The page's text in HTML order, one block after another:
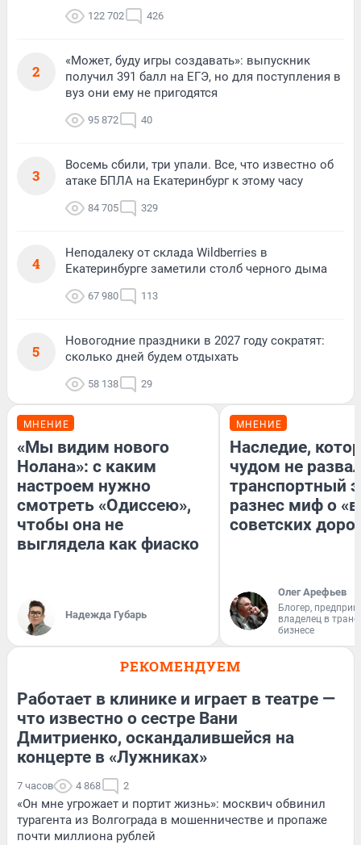
122 702 426
2
«Может, буду игры создавать»: выпускник
получил 391 балл на ЕГЭ, но для поступления в
вуз они ему не пригодятся
95 872 40
3
Восемь сбили, три упали. Все, что известно об
атаке БПЛА на Екатеринбург к этому часу
84 705 329
4
Неподалеку от склада Wildberries в
Екатеринбурге заметили столб черного дыма
67 980 113
5
Новогодние праздники в 2027 году сократят:
сколько дней будем отдыхать
58 138 29
МНЕНИЕ
«Мы видим нового
Нолана»: с каким
настроем нужно
смотреть «Одиссею»,
чтобы она не
выглядела как фиаско
Надежда Губарь
МНЕНИЕ
Наследие,
чудом не
транспортный
разнес миф о
советских
Олег Арефьев
Блогер,
владелец в
бизнесе
РЕКОМЕНДУЕМ
Работает в клинике и играет в театре —
что известно о сестре Вани
Дмитриенко, оскандалившейся на
концерте в «Лужниках»
7 часов 4 868 2
«Он мне угрожает и портит жизнь»: москвич обвинил
турагента из Волгограда в мошенничестве и пропаже
почти миллиона рублей